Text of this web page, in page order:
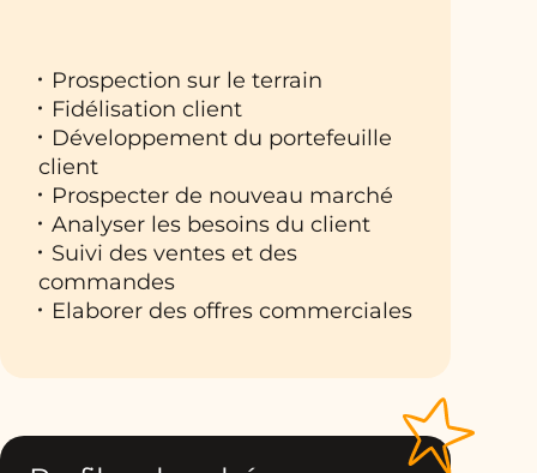
Prospection sur le terrain
Fidélisation client
Développement du portefeuille
client
Prospecter de nouveau marché
Analyser les besoins du client
Suivi des ventes et des
commandes
Elaborer des offres commerciales